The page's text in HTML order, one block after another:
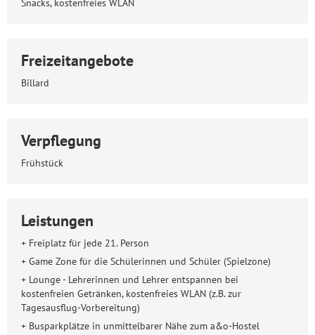
Snacks, kostenfreies WLAN
Freizeitangebote
Billard
Verpflegung
Frühstück
Leistungen
+ Freiplatz für jede 21. Person
+ Game Zone für die Schülerinnen und Schüler (Spielzone)
+ Lounge - Lehrerinnen und Lehrer entspannen bei
kostenfreien Getränken, kostenfreies WLAN (z.B. zur
Tagesausflug-Vorbereitung)
+ Busparkplätze in unmittelbarer Nähe zum a&o-Hostel